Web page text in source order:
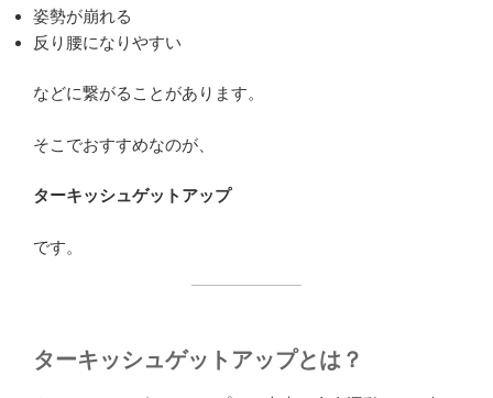
姿勢が崩れる
反り腰になりやすい
などに繋がることがあります。
そこでおすすめなのが、
ターキッシュゲットアップ
です。
ターキッシュゲットアップとは？